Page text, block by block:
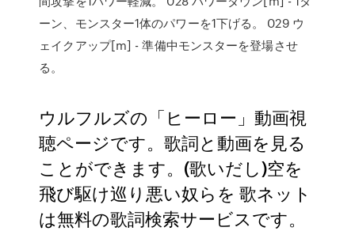
ーン、モンスター1体のパワーを1下げる。 029 ウ
ェイクアップ[m] - 準備中モンスターを登場させ
る。
ウルフルズの「ヒーロー」動画視
聴ページです。歌詞と動画を見る
ことができます。(歌いだし)空を
飛び駆け巡り悪い奴らを 歌ネット
は無料の歌詞検索サービスです。